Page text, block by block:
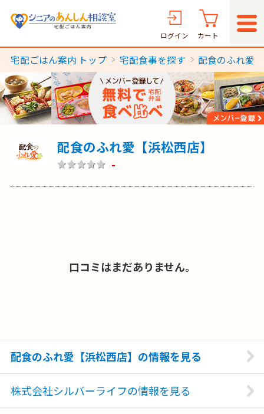
ログイン カート
宅配ごはん案内 トップ 宅配食事を探す 配食のふれ愛
配食のふれ愛【浜松西店】
-
口コミはまだありません。
配食のふれ愛【浜松西店】の情報を見る
株式会社シルバーライフの情報を見る